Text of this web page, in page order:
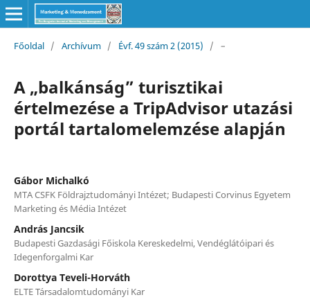
Főoldal / Archívum / Évf. 49 szám 2 (2015) / –
A „balkánság” turisztikai
értelmezése a TripAdvisor utazási
portál tartalomelemzése alapján
Gábor Michalkó
MTA CSFK Földrajztudományi Intézet; Budapesti Corvinus Egyetem
Marketing és Média Intézet
András Jancsik
Budapesti Gazdasági Főiskola Kereskedelmi, Vendéglátóipari és
Idegenforgalmi Kar
Dorottya Teveli-Horváth
ELTE Társadalomtudományi Kar